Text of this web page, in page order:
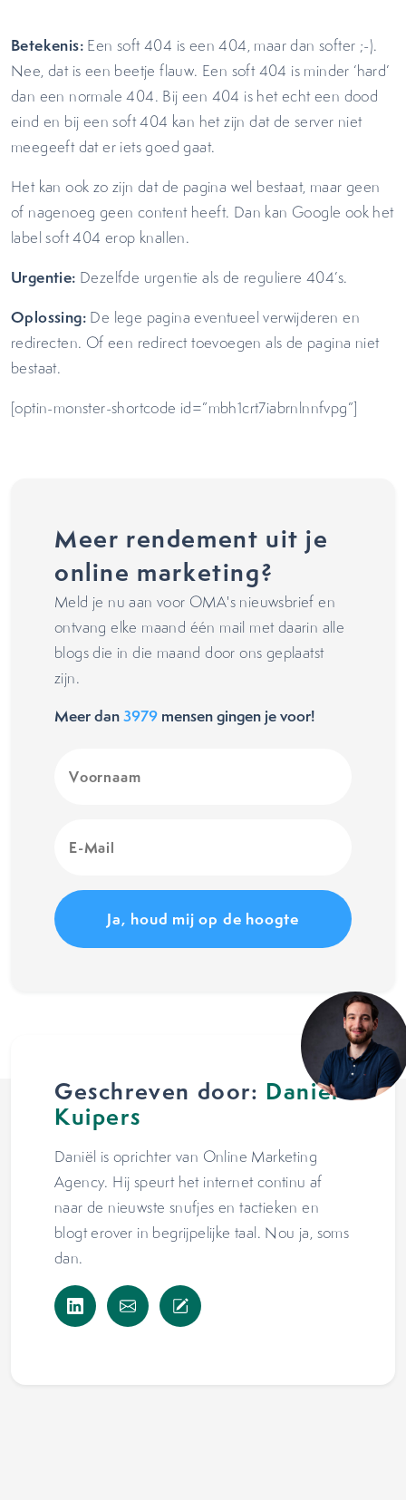
Betekenis: Een soft 404 is een 404, maar dan softer ;-).
Nee, dat is een beetje flauw. Een soft 404 is minder ‘hard’
dan een normale 404. Bij een 404 is het echt een dood
eind en bij een soft 404 kan het zijn dat de server niet
meegeeft dat er iets goed gaat.
Het kan ook zo zijn dat de pagina wel bestaat, maar geen
of nagenoeg geen content heeft. Dan kan Google ook het
label soft 404 erop knallen.
Urgentie: Dezelfde urgentie als de reguliere 404’s.
Oplossing: De lege pagina eventueel verwijderen en
redirecten. Of een redirect toevoegen als de pagina niet
bestaat.
[optin-monster-shortcode id=”mbh1crt7iabrnlnnfvpg”]
Meer rendement uit je
online marketing?
Meld je nu aan voor OMA's nieuwsbrief en
ontvang elke maand één mail met daarin alle
blogs die in die maand door ons geplaatst
zijn.
Meer dan3979 mensen gingen je voor!
(Vereist)
Mail
Geschreven door: Daniël
Kuipers
Daniël is oprichter van Online Marketing
Agency. Hij speurt het internet continu af
naar de nieuwste snufjes en tactieken en
blogt erover in begrijpelijke taal. Nou ja, soms
dan.